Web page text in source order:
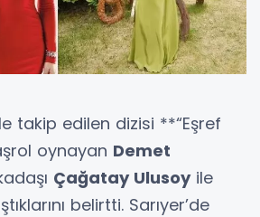
takip edilen dizisi **“Eşref
oynayan Demet
Çağatay Ulusoyile
belirtti. Sarıyer’de